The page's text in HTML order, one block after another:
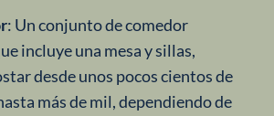
: Un conjunto de comedor
incluye una mesa y sillas,
desde unos pocos cientos de
más de mil, dependiendo de